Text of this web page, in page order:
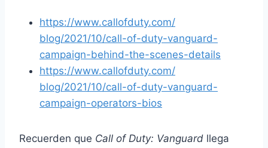
https://www.callofduty.com/
blog/2021/10/call-of-duty-vanguard-
campaign-behind-the-scenes-details
https://www.callofduty.com/
blog/2021/10/call-of-duty-vanguard-
campaign-operators-bios
Recuerden que Call of Duty: Vanguard llega